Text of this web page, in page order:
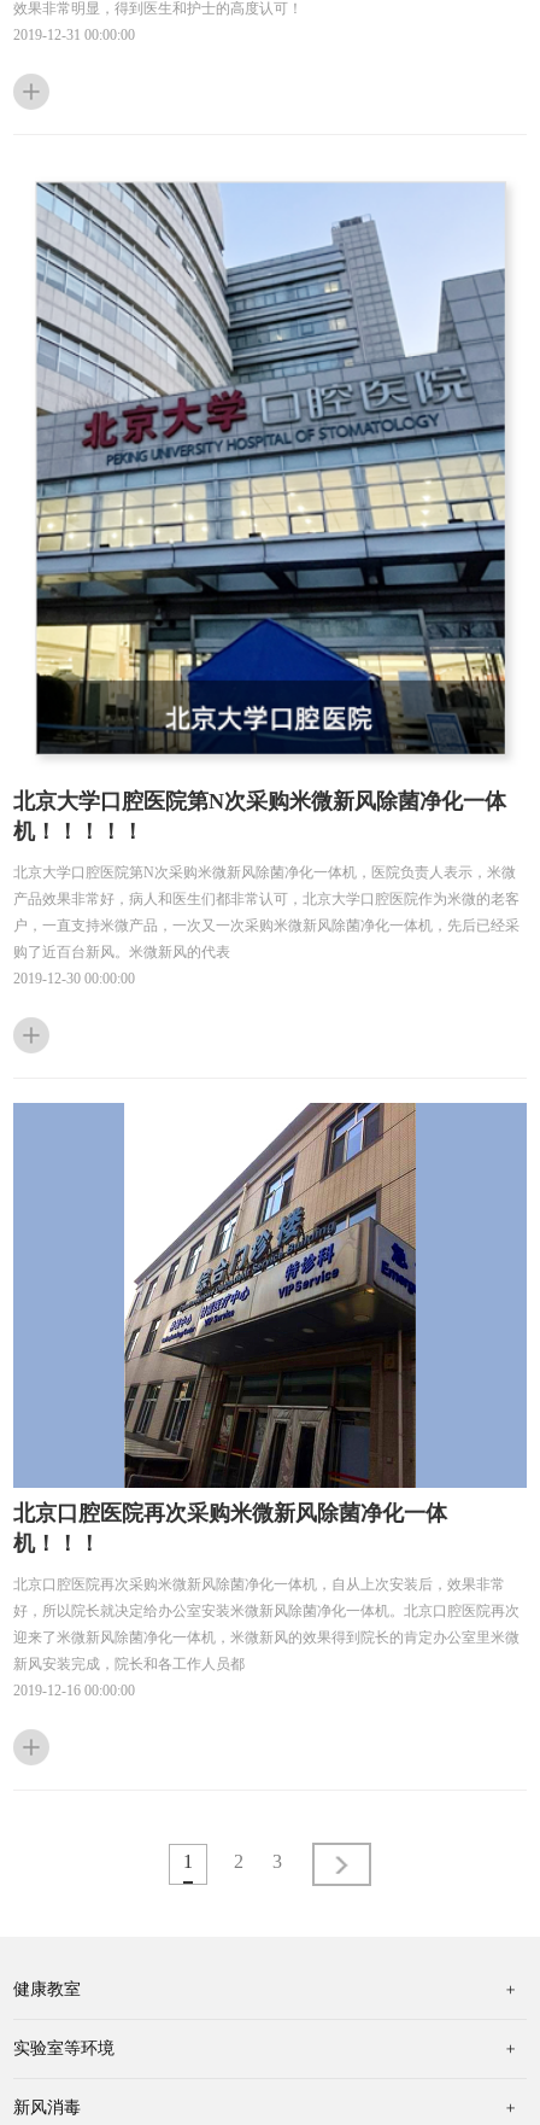
效果非常明显，得到医生和护士的高度认可！
2019-12-31 00:00:00
北京大学口腔医院第N次采购米微新风除菌净化一体
机！！！！！
北京大学口腔医院第N次采购米微新风除菌净化一体机，医院负责人表示，米微
产品效果非常好，病人和医生们都非常认可，北京大学口腔医院作为米微的老客
户，一直支持米微产品，一次又一次采购米微新风除菌净化一体机，先后已经采
购了近百台新风。米微新风的代表
2019-12-30 00:00:00
北京口腔医院再次采购米微新风除菌净化一体
机！！！
北京口腔医院再次采购米微新风除菌净化一体机，自从上次安装后，效果非常
好，所以院长就决定给办公室安装米微新风除菌净化一体机。北京口腔医院再次
迎来了米微新风除菌净化一体机，米微新风的效果得到院长的肯定办公室里米微
新风安装完成，院长和各工作人员都
2019-12-16 00:00:00
1 2 3 >
健康教室
实验室等环境
新风消毒